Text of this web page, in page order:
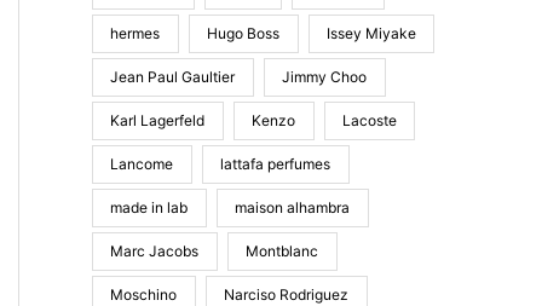
hermes Hugo Boss Issey Miyake
Jean Paul Gaultier Jimmy Choo
Karl Lagerfeld Kenzo Lacoste
Lancome lattafa perfumes
made in lab maison alhambra
Marc Jacobs Montblanc
Moschino Narciso Rodriguez